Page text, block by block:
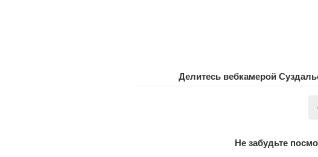
Делитесь вебкамерой
Не забудьте